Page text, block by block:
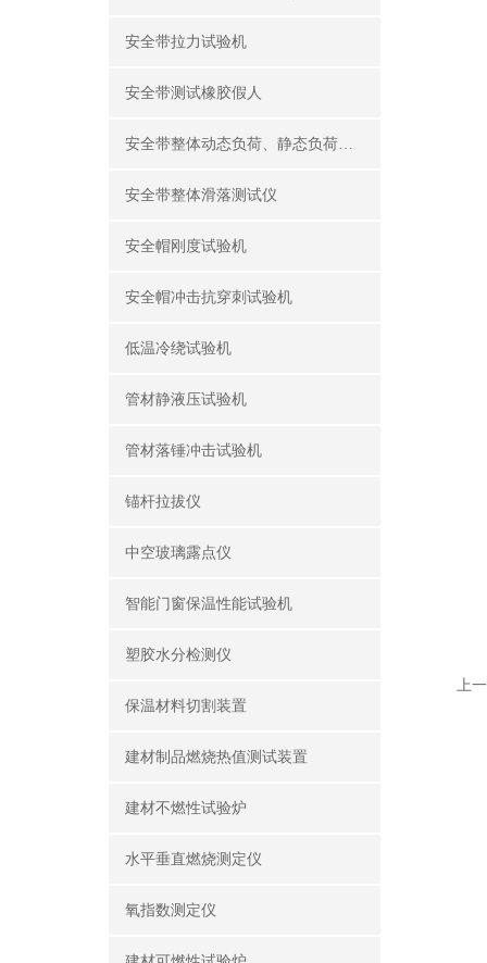
安全带拉力试验机
安全带测试橡胶假人
安全带整体动态负荷、静态负荷测试仪
安全带整体滑落测试仪
安全帽刚度试验机
安全帽冲击抗穿刺试验机
低温冷绕试验机
管材静液压试验机
管材落锤冲击试验机
锚杆拉拔仪
中空玻璃露点仪
智能门窗保温性能试验机
塑胶水分检测仪
保温材料切割装置
建材制品燃烧热值测试装置
建材不燃性试验炉
水平垂直燃烧测定仪
氧指数测定仪
上